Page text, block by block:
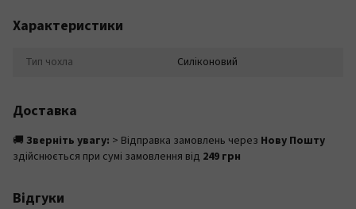
Характеристики
Тип чохла Силіконовий
Доставка
🚚 Зверніть увагу: > Відправка замовлень через Нову Пошту
здійснюється при сумі замовлення від 249 грн
Відгуки